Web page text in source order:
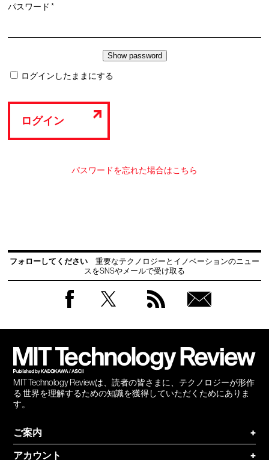
パスワード*必
ログインしたままにする
ログイン
パスワードを忘れた場合はこちら
フォローしてください
重要なテクノロジーとイノベーションのニュー
スをSNSやメールで受け取る
MIT Technology Reviewは、読者の皆さまに、テクノロジーが形作
る 世界を理解するための知識を獲得していただくためにありま
す。
ご案内
+
アカウント
+